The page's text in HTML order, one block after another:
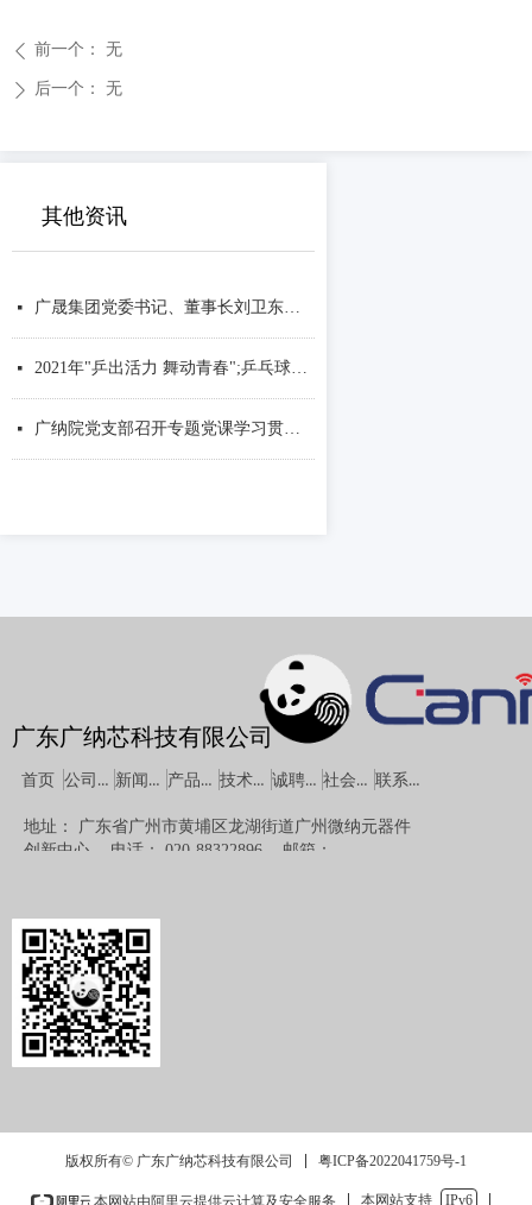
ꄴ 前一个： 无
ꄲ 后一个： 无
其他资讯
넷 广晟集团党委书记、董事长刘卫东一行到广纳院调研
넷 2021年"乒出活力 舞动青春";乒乓球友谊联赛圆满举行
넷 广纳院党支部召开专题党课学习贯彻落实习近平总书记七一重要讲话精神
首页 公司概况 新闻中心 产品中心 技术支持 诚聘英才 社会责任 联系方式
地址：
广东省广州市黄埔区龙湖街道广州微纳元器件
创新中心
电话： 020-88322896
邮箱：
广东广纳芯科技有限公司
版权所有© 广东广纳芯科技有限公司 粤ICP备2022041759号-1
本网站由阿里云提供云计算及安全服务 本网站支持
IPv6